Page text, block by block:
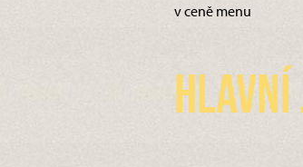
v ceně menu